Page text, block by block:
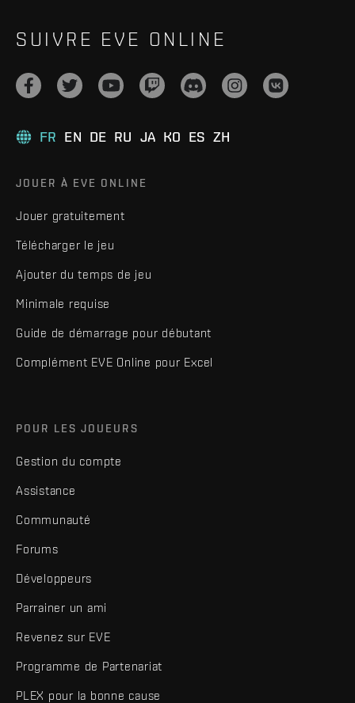
SUIVRE EVE ONLINE
FR EN DE RU JA KO ES ZH
JOUER À EVE ONLINE
Jouer gratuitement
Télécharger le jeu
Ajouter du temps de jeu
Minimale requise
Guide de démarrage pour débutant
Complément EVE Online pour Excel
POUR LES JOUEURS
Gestion du compte
Assistance
Communauté
Forums
Développeurs
Parrainer un ami
Revenez sur EVE
Programme de Partenariat
PLEX pour la bonne cause